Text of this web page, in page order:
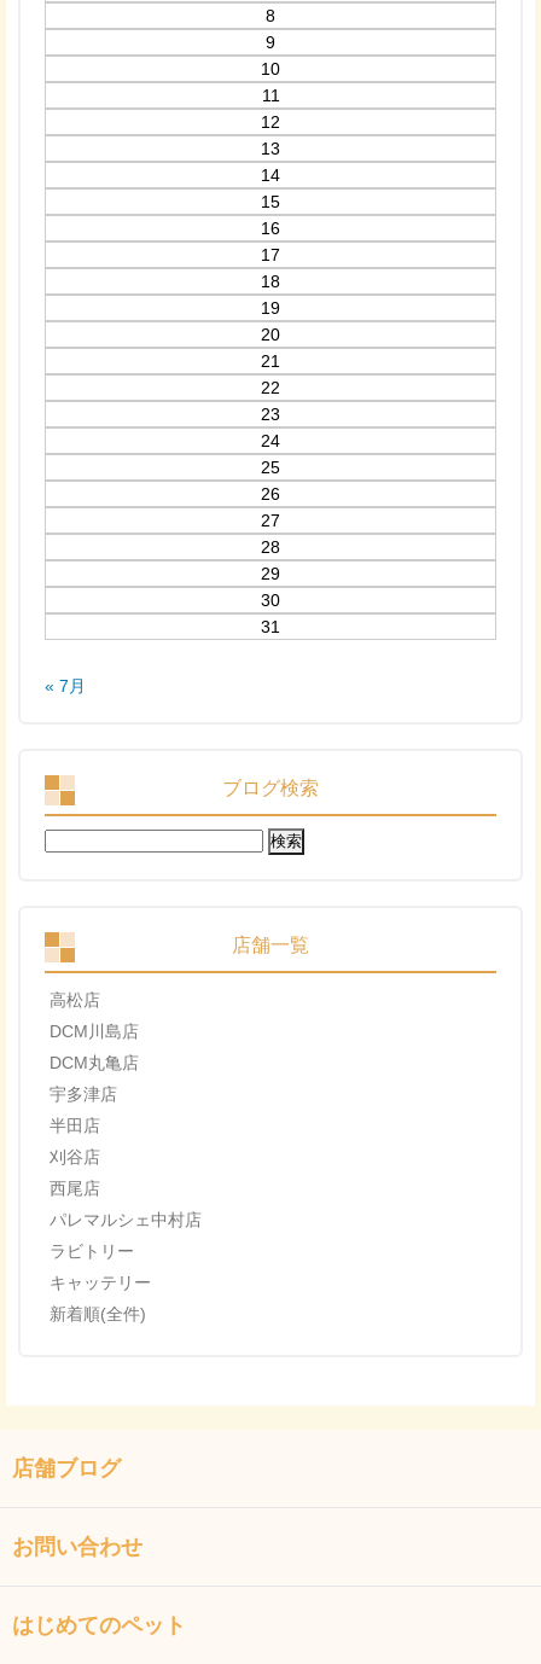
8
9
10
11
12
13
14
15
16
17
18
19
20
21
22
23
24
25
26
27
28
29
30
31
« 7月
ブログ検索
検
索:
店舗一覧
高松店
DCM川島店
DCM丸亀店
宇多津店
半田店
刈谷店
西尾店
パレマルシェ中村店
ラビトリー
キャッテリー
新着順(全件)
店舗ブログ
お問い合わせ
はじめてのペット